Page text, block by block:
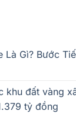
Là Gì? Bước
khu đất vàng
tỷ đồng